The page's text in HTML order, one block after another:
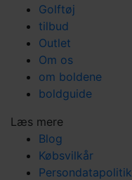
Golftøj
tilbud
Outlet
Om os
om boldene
boldguide
Læs mere
Blog
Købsvilkår
Persondatapolitik